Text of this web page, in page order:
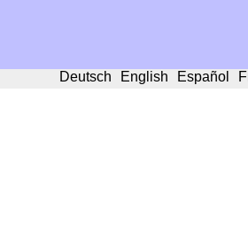
Deutsch English Español